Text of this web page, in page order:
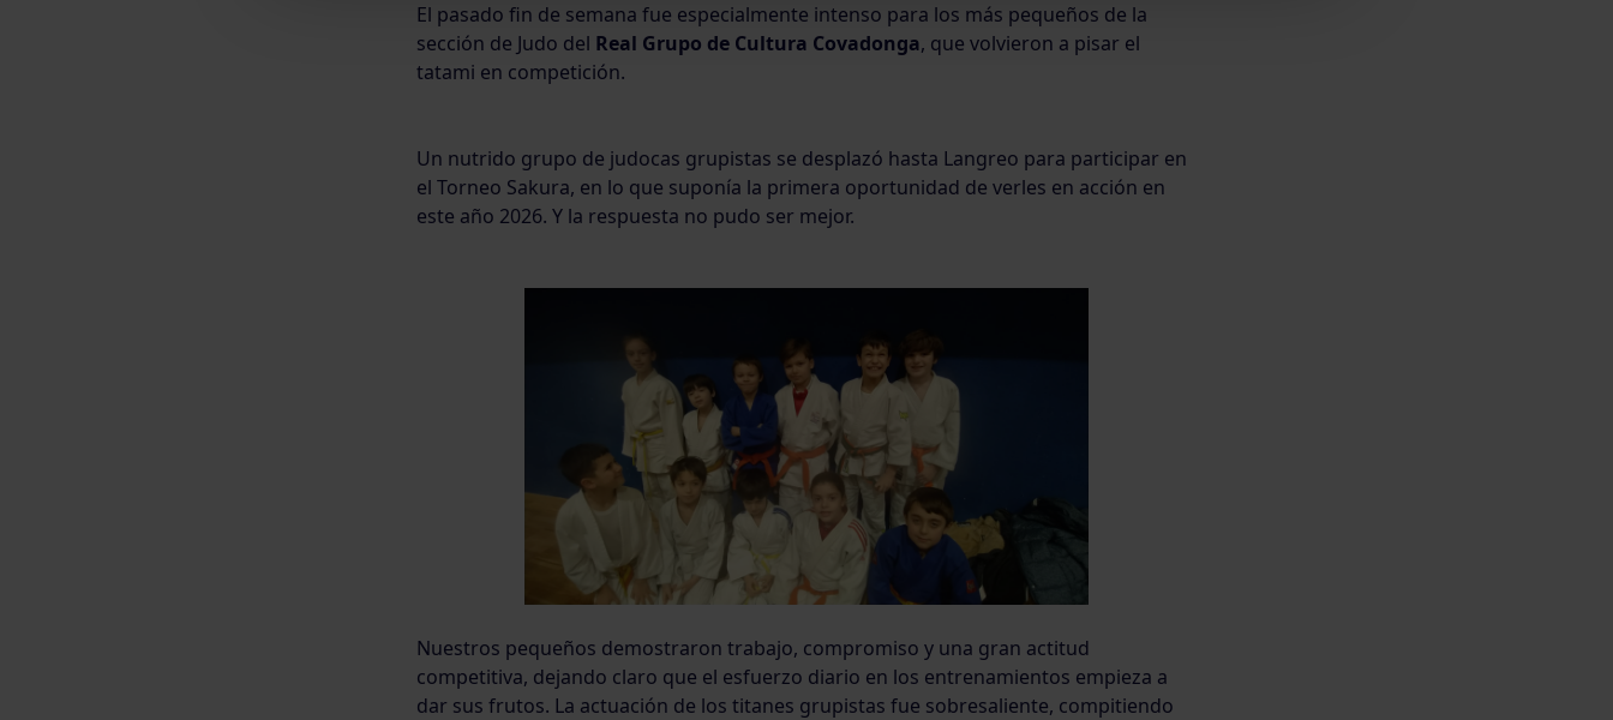
El pasado fin de semana fue especialmente intenso para los más pequeños de la
sección de Judo del Real Grupo de Cultura Covadonga, que volvieron a pisar el
tatami en competición.
Un nutrido grupo de judocas grupistas se desplazó hasta Langreo para participar en
el Torneo Sakura, en lo que suponía la primera oportunidad de verles en acción en
este año 2026. Y la respuesta no pudo ser mejor.
Nuestros pequeños demostraron trabajo, compromiso y una gran actitud
competitiva, dejando claro que el esfuerzo diario en los entrenamientos empieza a
dar sus frutos. La actuación de los titanes grupistas fue sobresaliente, compitiendo